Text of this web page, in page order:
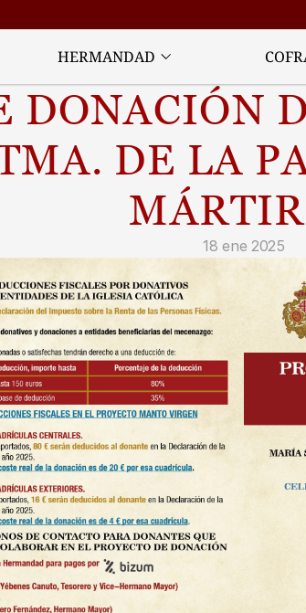
HERMANDAD
DONACIÓN
DE LA
18 ene 2025